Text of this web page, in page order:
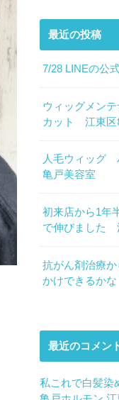
最近の投稿
7/28 LINEの公
ウィッグメン
カット 江東区
人毛ウィッグ
亀戸美容室
初来店から1年
で伸びました
抗がん剤治療
かけできるか
最近のコメン
私これで白髪